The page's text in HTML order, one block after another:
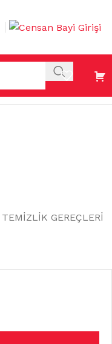
TEMİZLİK GEREÇLERİ